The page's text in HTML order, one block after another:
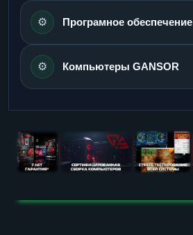
⚙️ Програмное обеспечение
⚙️ Компьютеры GANSOR